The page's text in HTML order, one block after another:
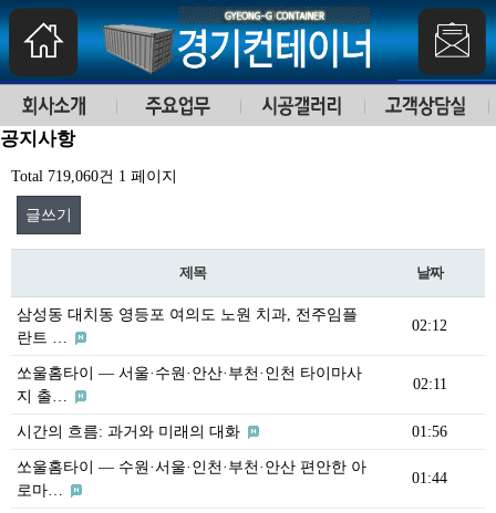
공지사항
Total 719,060건 1 페이지
글쓰기
제목 날짜
삼성동 대치동 영등포 여의도 노원 치과, 전주임플
란트 …
02:12
쏘울홈타이 — 서울·수원·안산·부천·인천 타이마사
지 출…
02:11
시간의 흐름: 과거와 미래의 대화 01:56
쏘울홈타이 — 수원·서울·인천·부천·안산 편안한 아
로마…
01:44